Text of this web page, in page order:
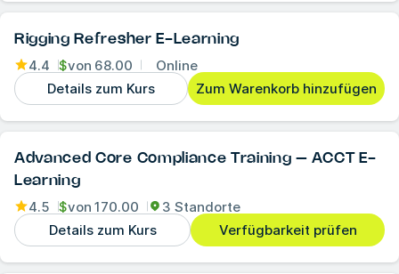
Rigging Refresher E-Learning
4.4 $von 68.00
Online
Details zum Kurs
Zum Warenkorb hinzufügen
Advanced Core Compliance Training – ACCT E-
Learning
4.5 $von 170.00
3 Standorte
Details zum Kurs
Verfügbarkeit prüfen